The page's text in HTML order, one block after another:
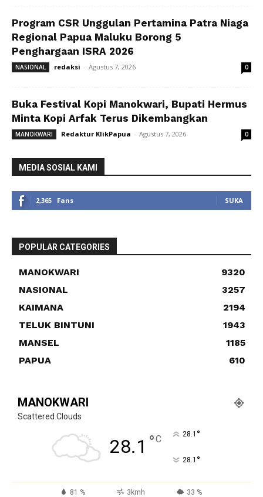
Program CSR Unggulan Pertamina Patra Niaga
Regional Papua Maluku Borong 5
Penghargaan ISRA 2026
NASIONAL redaksi - Agustus 7, 2026 0
Buka Festival Kopi Manokwari, Bupati Hermus
Minta Kopi Arfak Terus Dikembangkan
MANOKWARI Redaktur KlikPapua - Agustus 7, 2026 0
MEDIA SOSIAL KAMI
2,365 Fans SUKA
POPULAR CATEGORIES
MANOKWARI
9320
NASIONAL
3257
KAIMANA
2194
TELUK BINTUNI
1943
MANSEL
1185
PAPUA
610
MANOKWARI
Scattered Clouds
28.1 °C 28.1 °
28.1 °
81 % 3kmh 33 %